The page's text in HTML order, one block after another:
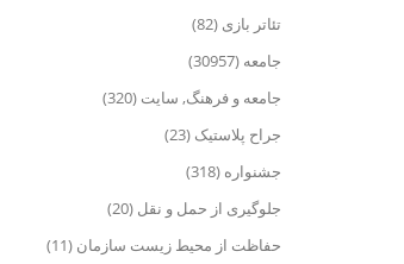
تئاتر بازی (82)
جامعه (30957)
جامعه و فرهنگ, سایت (320)
جراح پلاستیک (23)
جشنواره (318)
جلوگیری از حمل و نقل (20)
حفاظت از محیط زیست سازمان (11)